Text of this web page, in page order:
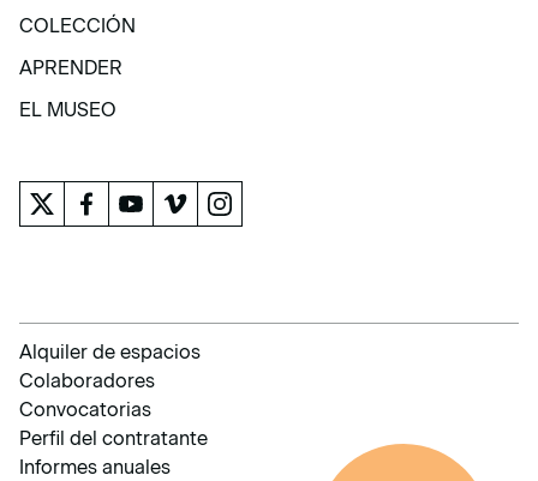
EXPOSICIONES Y ACTIVIDADES
COLECCIÓN
COLECCIÓN
APRENDER
APRENDER
EL MUSEO
Alquiler de espacios
Colaboradores
Convocatorias
Perfil del contratante
Informes anuales